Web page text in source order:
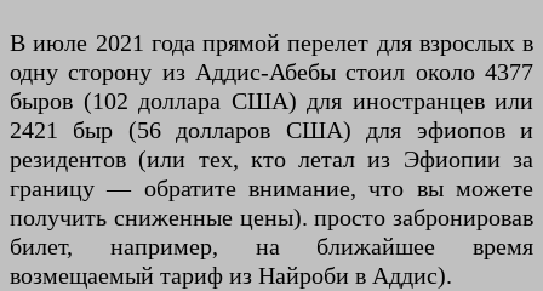
В июле 2021 года прямой перелет для взрослых в
одну сторону из Аддис-Абебы стоил около 4377
быров (102 доллара США) для иностранцев или
2421 быр (56 долларов США) для эфиопов и
резидентов (или тех, кто летал из Эфиопии за
границу — обратите внимание, что вы можете
получить сниженные цены). просто забронировав
билет, например, на ближайшее время
возмещаемый тариф из Найроби в Аддис).